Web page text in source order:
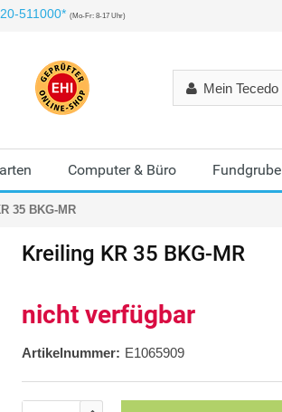
511000* (Mo-Fr: 8-17 Uhr)
Mein Tecedo
Computer & Büro Fundgrube
35 BKG-MR
Kreiling KR 35 BKG-MR
nicht verfügbar
Artikelnummer: E1065909